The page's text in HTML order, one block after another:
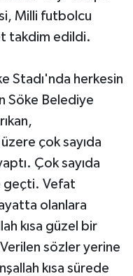
Milli futbolcu
takdim edildi.
Stadı'nda herkesin
Söke Belediye
çok sayıda
Çok sayıda
geçti. Vefat
olanlara
kısa güzel bir
Verilen sözler yerine
kısa sürede